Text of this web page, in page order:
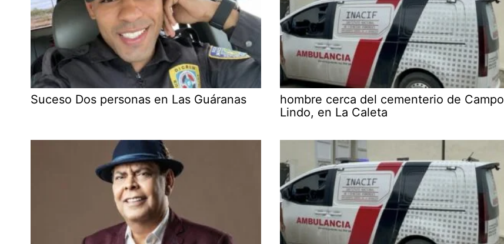
Suceso Dos personas en Las Guáranas
hombre cerca del cementerio de Campo
Lindo, en La Caleta